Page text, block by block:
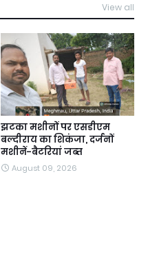
View all
झटका मशीनों पर एसडीएम
बल्दीराय का शिकंजा, दर्जनों
मशीनें-बैटरियां जब्त
August 09, 2026